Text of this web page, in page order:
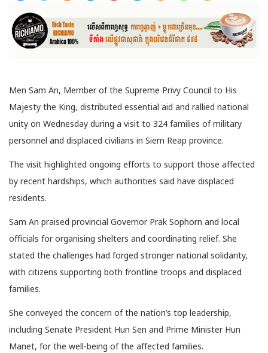
Men Sam An, Member of the Supreme Privy Council to His
Majesty the King, distributed essential aid and rallied national
unity on Wednesday during a visit to 324 families of military
personnel and displaced civilians in Siem Reap province.
The visit highlighted ongoing efforts to support those affected
by recent hardships, which authorities said have displaced
residents.
Sam An praised provincial Governor Prak Sophorn and local
officials for organising shelters and coordinating relief. She
stated the challenges had forged stronger national solidarity,
with citizens supporting both frontline troops and displaced
families.
She conveyed the concern of the nation’s top leadership,
including Senate President Hun Sen and Prime Minister Hun
Manet, for the well-being of the affected families.